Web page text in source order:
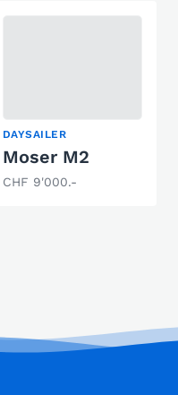
DAYSAILER
Moser M2
CHF 9'000.-